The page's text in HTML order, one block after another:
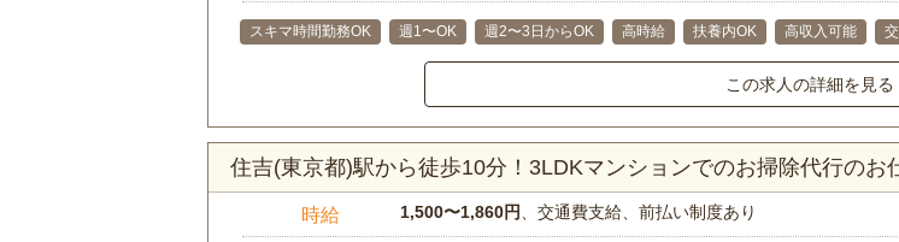
スキマ時間勤務OK 週1〜OK 週2〜3日からOK 高時給 扶養内OK 高収入可能
この求人の詳細を見る
住吉(東京都)駅から徒歩10分！3LDKマンションでのお掃除代行のお
時給 1,500〜1,860円 、交通費支給、前払い制度あり